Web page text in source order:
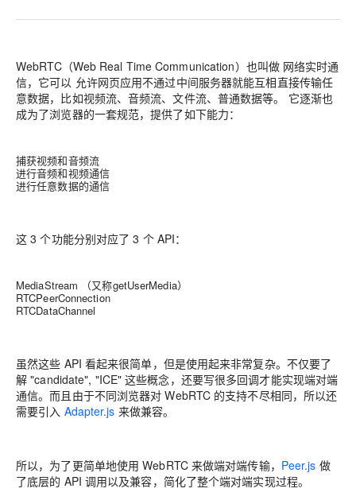
WebRTC（Web Real Time Communication）也叫做 网络实时通
信，它可以 允许网页应用不通过中间服务器就能互相直接传输任
意数据，比如视频流、音频流、文件流、普通数据等。
它逐渐也
成为了浏览器的一套规范，提供了如下能力：
捕获视频和音频流
进行音频和视频通信
进行任意数据的通信
这 3 个功能分别对应了 3 个 API：
MediaStream （又称getUserMedia）
RTCPeerConnection
RTCDataChannel
虽然这些 API 看起来很简单，但是使用起来非常复杂。不仅要了
解 "candidate", "ICE" 这些概念，还要写很多回调才能实现端对端
通信。而且由于不同浏览器对 WebRTC 的支持不尽相同，所以还
需要引入 Adapter.js 来做兼容。
所以，为了更简单地使用 WebRTC 来做端对端传输， Peer.js 做
了底层的 API 调用以及兼容，简化了整个端对端实现过程。